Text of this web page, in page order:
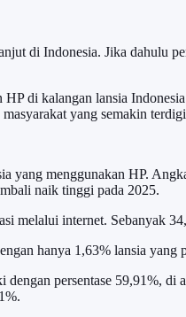
di Indonesia. Jika dahulu
di kalangan lansia
yang semakin
yang menggunakan HP.
naik tinggi pada 2025.
melalui internet. Sebanyak
hanya 1,63% lansia
persentase 59,91%,